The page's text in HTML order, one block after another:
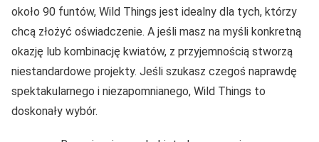
około 90 funtów, Wild Things jest idealny dla tych, którzy
chcą złożyć oświadczenie. A jeśli masz na myśli konkretną
okazję lub kombinację kwiatów, z przyjemnością stworzą
niestandardowe projekty. Jeśli szukasz czegoś naprawdę
spektakularnego i niezapomnianego, Wild Things to
doskonały wybór.